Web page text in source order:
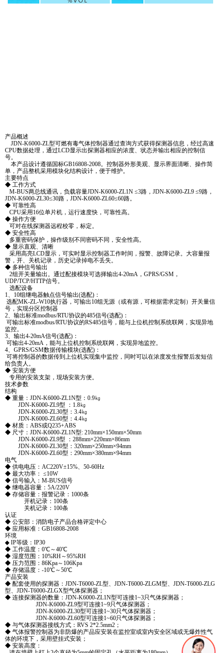
产品概述
JDN-K6000-ZL型可燃有毒气体控制器通过查询方式获得探测器信息，经过高速
CPU数据处理，通过LCD显示出探测器相应的浓度、状态并输出相应的控制信
号。
本产品设计遵循国标GB16808-2008。控制器外形美观、显示界面清晰、操作简
单，产品整机采用模块化结构设计，便于维护。
主要特点
◆ 工作方式
M-BUS两总线通讯，负载容量JDN-K6000-ZL1N ≤3路，JDN-K6000-ZL9 ≤9路，
JDN-K6000-ZL30≤30路，JDN-K6000-ZL60≤60路。
◆ 可靠性高
CPU采用16位单片机，运行速度快，可靠性高。
◆ 操作方便
可对在线探测器远程校零，标定。
◆ 安全性高
多重密码保护，操作级别不同密码不同，安全性高。
◆ 显示直观、清晰
采用高亮LCD显示，可实时显示控制器工作时间，报警、故障记录。大容量报
警，开、关机记录，历史记录掉电不丢失。
◆ 多种信号输出
2组开关量输出。通过配接模块可选择输出4-20mA，GPRS/GSM，
UDP/TCP/HTTP信号。
选配设备
1、10组继电器触点信号输出(选配)：
选配MK-ZL-W10执行器，可输出10组无源（或有源，可根据需求定制）开关量信
号，实现分区控制器
2、输出标准modbus/RTU协议的485信号(选配)：
可输出标准modbus/RTU协议的RS485信号，能与上位机控制系统联网，实现异地
监控。
3、输出4-20mA信号(选配)：
可输出4-20mA，能与上位机控制系统联网，实现异地监控。
4、GPRS/GSM数据传输模块(选配)：
可将控制器的数据传到上位机实现集中监控，同时可以在浓度发生报警后发短信
给负责人。
◆ 安装方便
专用的安装支架，现场安装方便。
技术参数
结构
◆ 重量：JDN-K6000-ZL1N型：0.9㎏
JDN-K6000-ZL9型 ：1.8㎏
JDN-K6000-ZL30型：3.4㎏
JDN-K6000-ZL60型：4.4㎏
◆ 材质：ABS或Q235+ABS
◆ 尺寸：JDN-K6000-ZL1N型: 210mm×150mm×50mm
JDN-K6000-ZL9型 ：288mm×220mm×86mm
JDN-K6000-ZL30型：320mm×250mm×94mm
JDN-K6000-ZL60型：290mm×380mm×94mm
电气
◆ 供电电压：AC220V±15%、50-60Hz
◆ 最大功率： ≤10W
◆ 信号输入：M-BUS信号
◆ 继电器容量：5A/220V
◆ 存储容量：报警记录：1000条
开机记录：100条
关机记录：100条
认证
◆ 公安部：消防电子产品合格评定中心
◆ 应用标准：GB16808-2008
环境
◆ IP等级：IP30
◆ 工作温度：0℃～40℃
◆ 湿度范围：10%RH～95%RH
◆ 压力范围：86Kpa～106Kpa
◆ 存储温度：-10℃～50℃
产品安装
◆ 配套使用的探测器：JDN-T6000-ZL型、JDN-T6000-ZLGM型、JDN-T6000-ZLG
型、JDN-T6000-ZLGX型气体探测器；
◆ 连接探测器的数量：JDN-K6000-ZL1N型可连接1~3只气体探测器；
JDN-K6000-ZL9型可连接1~9只气体探测器；
JDN-K6000-ZL30型可连接1~30只气体探测器；
JDN-K6000-ZL60型可连接1~60只气体探测器；
◆ 与气体探测器接线方式：RVS 2*2.5mm2；
◆ 气体报警控制器为非防爆的产品应安装在监控室或室内安全区域或无爆炸性气
体的环境下，采用壁挂式安装；
◆ 安装高度：